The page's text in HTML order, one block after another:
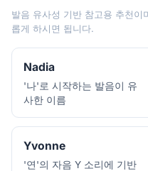
발음 유사성 기반 참고용 추천
롭게 하시면 됩니다.
Nadia
'나'로 시작하는 발음이 유
사한 이름
Yvonne
'연'의 자음 Y 소리에 기반